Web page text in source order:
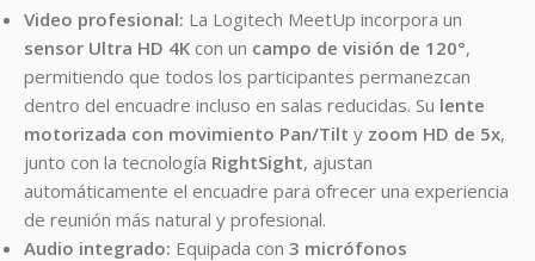
Video profesional: La Logitech MeetUp incorpora un
sensor Ultra HD 4K con un campo de visión de 120°,
permitiendo que todos los participantes permanezcan
dentro del encuadre incluso en salas reducidas. Su lente
motorizada con movimiento Pan/Tilt y zoom HD de 5x,
junto con la tecnología RightSight, ajustan
automáticamente el encuadre para ofrecer una experiencia
de reunión más natural y profesional.
Audio integrado: Equipada con 3 micrófonos